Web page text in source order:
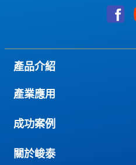
產品介紹
產業應用
成功案例
關於峻泰